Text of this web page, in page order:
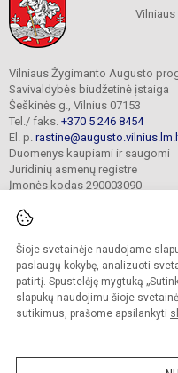
Šioje svetainėje naudojame
paslaugų kokybę, analizuoti
patirtį. Spustelėję mygtuką
slapukų naudojimu šioje
sutikimus, prašome apsilankyti
Vilniaus Žygimanto Augusto
Savivaldybės biudžetinė įstaiga
Šeškinės g., Vilnius 07153
Tel./ faks. +370 5 246 8454
El. p.
Duomenys kaupiami ir saugomi
Juridinių asmenų registre
Įmonės kodas 290003090
© 2021. Vilniaus Žygimanto
Kopijuoti turinį be raštiško
Versija